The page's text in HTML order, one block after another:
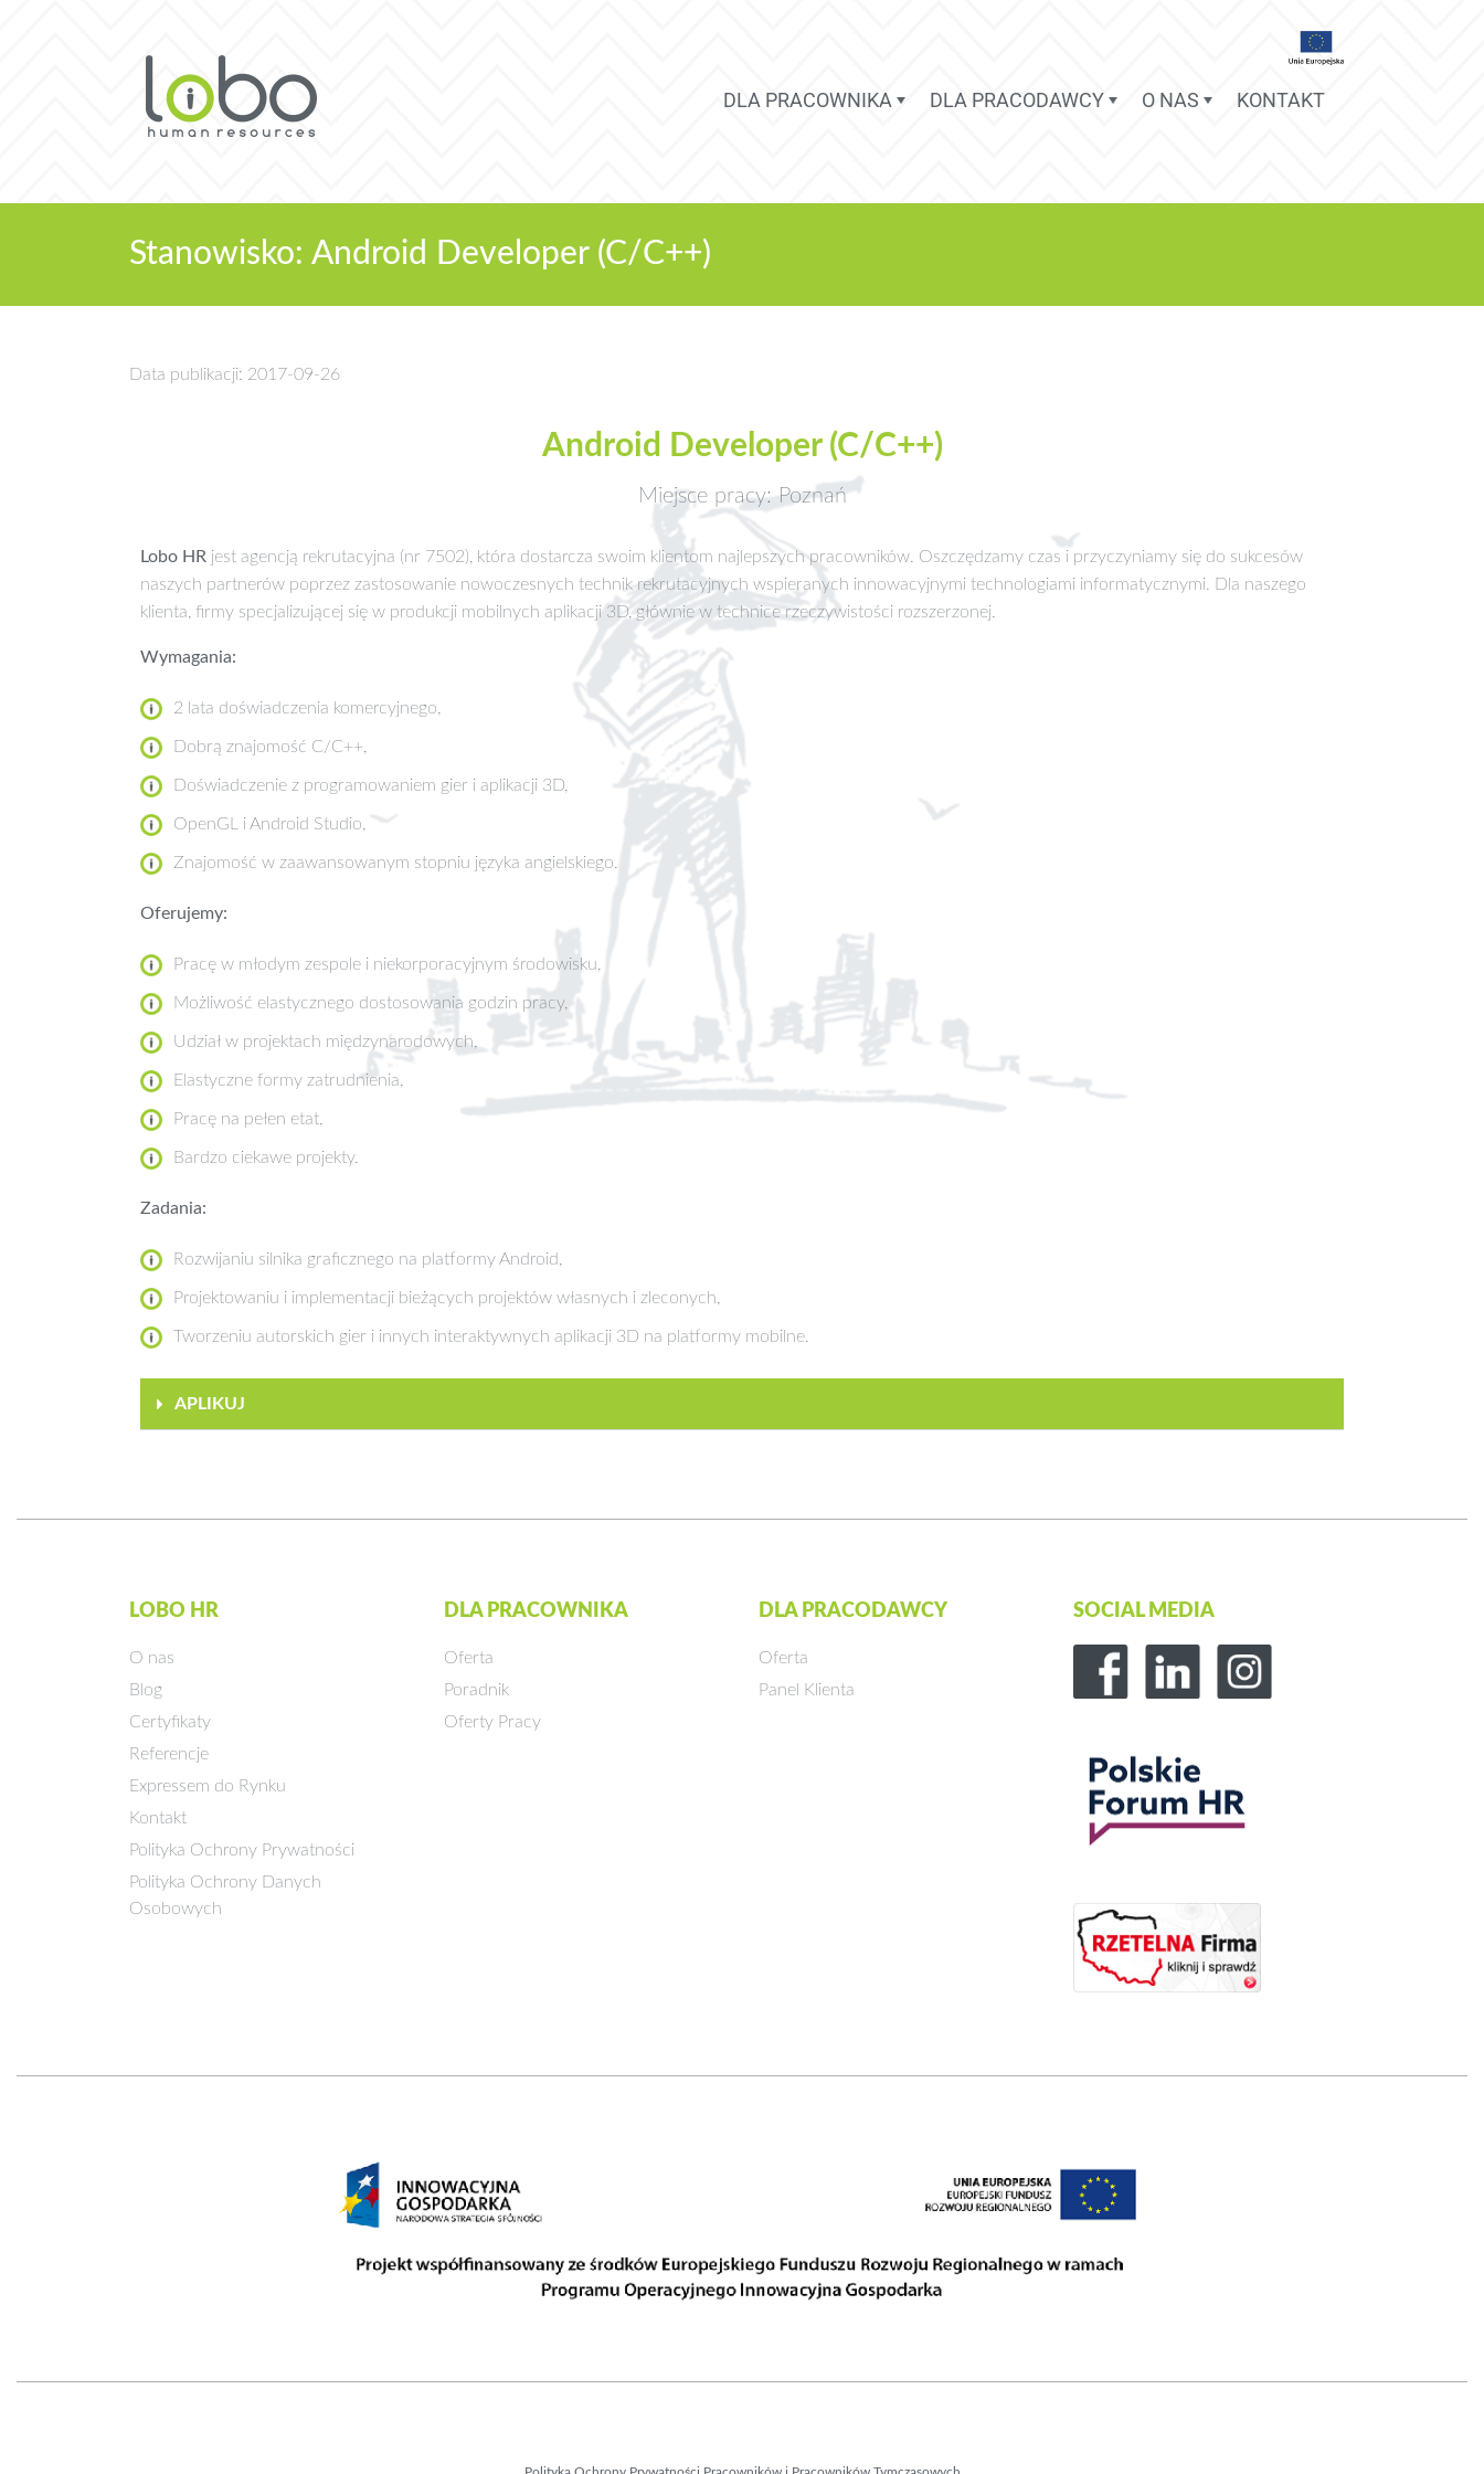
DLA PRACOWNIKA DLA PRACODAWCY O NAS KONTAKT
Stanowisko: Android Developer (C/C++)
Data publikacji: 2017-09-26
Android Developer (C/C++)
Miejsce pracy: Poznań
Lobo HR jest agencją rekrutacyjna (nr 7502), która dostarcza swoim klientom najlepszych pracowników. Oszczędzamy czas i przyczyniamy się do sukcesów
naszych partnerów poprzez zastosowanie nowoczesnych technik rekrutacyjnych wspieranych innowacyjnymi technologiami informatycznymi. Dla naszego
klienta, firmy specjalizującej się w produkcji mobilnych aplikacji 3D, głównie w technice rzeczywistości rozszerzonej.
Wymagania:
2 lata doświadczenia komercyjnego,
Dobrą znajomość C/C++,
Doświadczenie z programowaniem gier i aplikacji 3D,
OpenGL i Android Studio,
Znajomość w zaawansowanym stopniu języka angielskiego.
Oferujemy:
Pracę w młodym zespole i niekorporacyjnym środowisku,
Możliwość elastycznego dostosowania godzin pracy,
Udział w projektach międzynarodowych,
Elastyczne formy zatrudnienia,
Pracę na pełen etat,
Bardzo ciekawe projekty.
Zadania:
Rozwijaniu silnika graficznego na platformy Android,
Projektowaniu i implementacji bieżących projektów własnych i zleconych,
Tworzeniu autorskich gier i innych interaktywnych aplikacji 3D na platformy mobilne.
APLIKUJ
LOBO HR
O nas
Blog
Certyfikaty
Referencje
Expressem do Rynku
Kontakt
Polityka Ochrony Prywatności
Polityka Ochrony Danych
Osobowych
DLA PRACOWNIKA
Oferta
Poradnik
Oferty Pracy
DLA PRACODAWCY
Oferta
Panel Klienta
SOCIAL MEDIA